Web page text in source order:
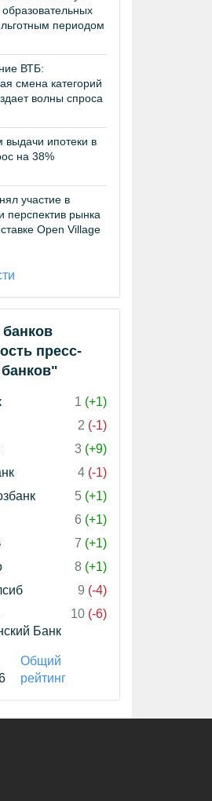
льготным периодом
ВТБ:
смена категорий
волны спроса
ипотеки в
на 38%
участие в
перспектив рынка
Open Village
банков
пресс-
1 (+1)
2 (-1)
3 (+9)
4 (-1)
5 (+1)
6 (+1)
7 (+1)
8 (+1)
9 (-4)
Банк
10 (-6)
Общий
рейтинг